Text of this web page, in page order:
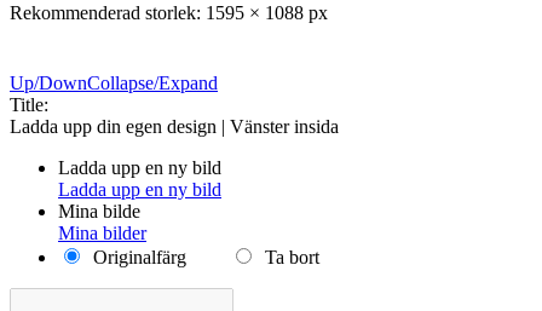
Rekommenderad storlek: 1595 × 1088 px
Up/DownCollapse/Expand
Title:
Ladda upp din egen design | Vänster insida
Ladda upp en ny bild
Ladda upp en ny bild
Mina bilde
Mina bilder
Originalfärg
Ta bort